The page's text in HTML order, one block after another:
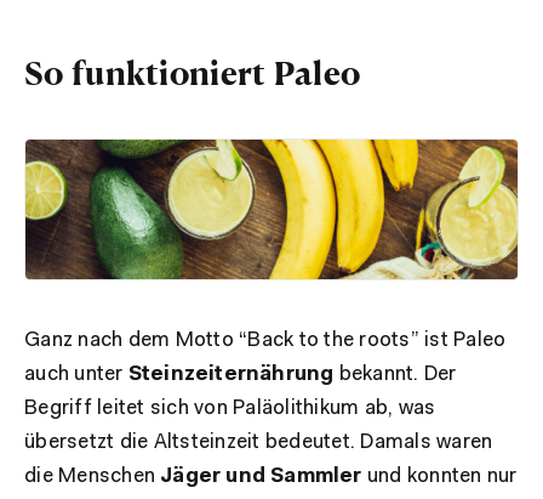
So funktioniert Paleo
Ganz nach dem Motto “Back to the roots” ist Paleo
auch unter Steinzeiternährung bekannt. Der
Begriff leitet sich von Paläolithikum ab, was
übersetzt die Altsteinzeit bedeutet. Damals waren
die Menschen Jäger und Sammler und konnten nur